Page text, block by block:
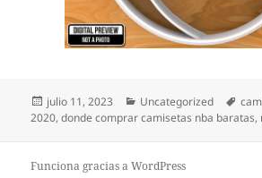
Publicado
el
julio 11, 2023 Categorías
Uncategorized
2020,donde comprar camisetas nba baratas,
Funciona gracias a WordPress